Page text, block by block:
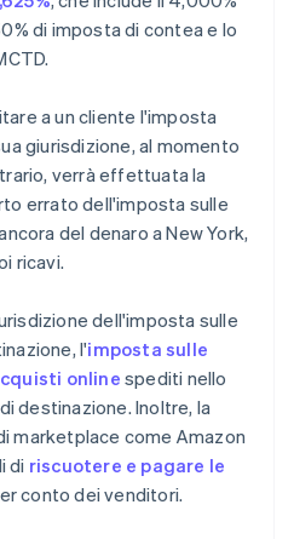
di imposta di contea e lo
a un cliente l'imposta
giurisdizione, al momento
verrà effettuata la
errato dell'imposta sulle
del denaro a New York,
ricavi.
dell'imposta sulle
l'imposta sulle
online spediti nello
destinazione. Inoltre, la
marketplace come Amazon
di riscuotere e pagare le
conto dei venditori.